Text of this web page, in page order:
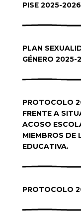
PISE 2025-2026
PLAN
GÉNERO 2025-
PROTOCOLO
FRENTE A
ACOSO
MIEMBROS DE
EDUCATIVA.
PROTOCOLO